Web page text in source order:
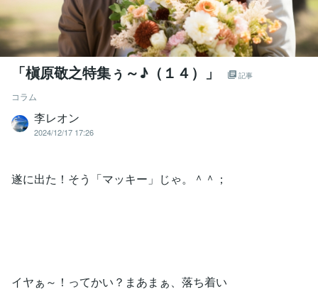
「槇原敬之特集ぅ～♪（１４）」 記事
コラム
李レオン
2024/12/17 17:26
遂に出た！そう「マッキー」じゃ。＾＾；
イヤぁ～！ってかい？まあまぁ、落ち着い